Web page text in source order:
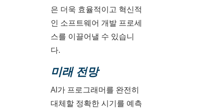
은 더욱 효율적이고 혁신적
인 소프트웨어 개발 프로세
스를 이끌어낼 수 있습니
다.
미래 전망
AI가 프로그래머를 완전히
대체할 정확한 시기를 예측